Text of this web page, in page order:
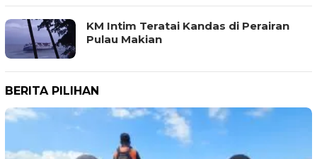
KM Intim Teratai Kandas di Perairan
Pulau Makian
BERITA PILIHAN